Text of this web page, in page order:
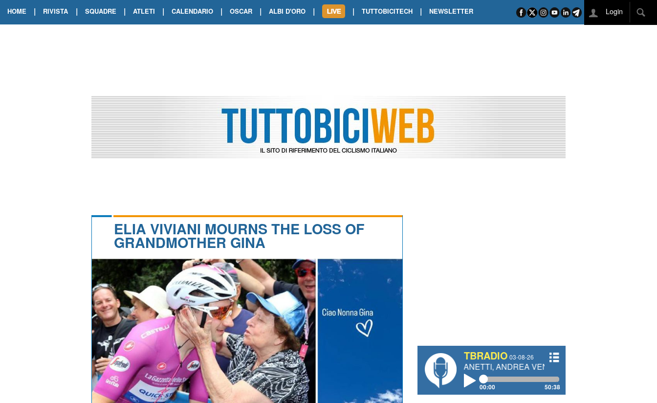
HOME | RIVISTA | SQUADRE | ATLETI | CALENDARIO | OSCAR | ALBI D'ORO |
TOUR DE FRANCE. ORCIERES-MERLETTE INCORONA CARAPAZ
TOUR DE FRANCE. A VOIRON TRIONFO DI PHILIPSEN SU SCHMID E KOOIJ
| TUTTOBICITECH | NEWSLETTER Login
ELIA VIVIANI MOURNS THE LOSS OF
GRANDMOTHER GINA
TBRADIO 03-08-26
#334 CHARLY WEGELIUS, MAURO GIANETTI, ANDREA VENDRAME, FILIPPO FIORELLI
00:00 50:38